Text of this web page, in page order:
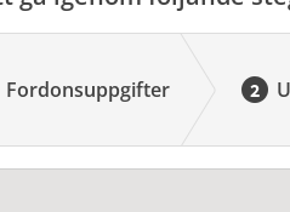
Fordonsuppgifter